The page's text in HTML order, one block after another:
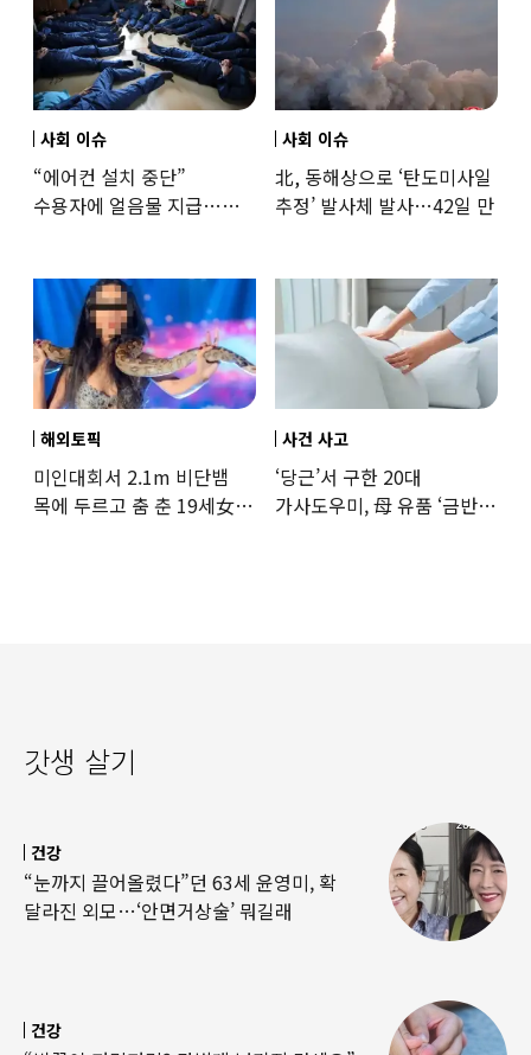
사회 이슈
“에어컨 설치 중단”
수용자에 얼음물 지급…
사회 이슈
北, 동해상으로 ‘탄도미사일
추정’ 발사체 발사…42일 만
해외토픽
미인대회서 2.1m 비단뱀
목에 두르고 춤 춘 19세女
사건 사고
‘당근’서 구한 20대
가사도우미, 母 유품 ‘금반지
갓생 살기
건강
“눈까지 끌어올렸다”던 63세 윤영미, 확
달라진 외모…‘안면거상술’ 뭐길래
건강